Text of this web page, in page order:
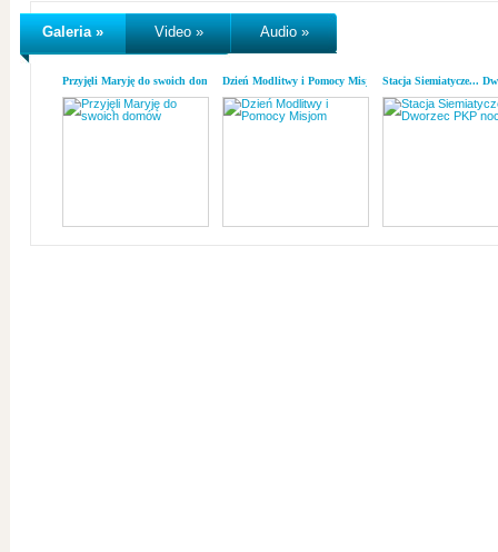
Galeria » Video » Audio »
Przyjęli Maryję do swoich domówDzień Modlitwy i Pomocy MisjomStacja Siemiatycze...